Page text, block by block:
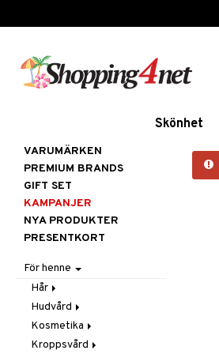
Skönhet
VARUMÄRKEN
PREMIUM BRANDS
GIFT SET
KAMPANJER
NYA PRODUKTER
PRESENTKORT
För henne
Hår
Accessoarer
Balsam
Borstar / Kammar
Hudvård
Ansiktscremer
Fet hy
Ansiktsvård
Kosmetika
Gift Set
Kroppsvård